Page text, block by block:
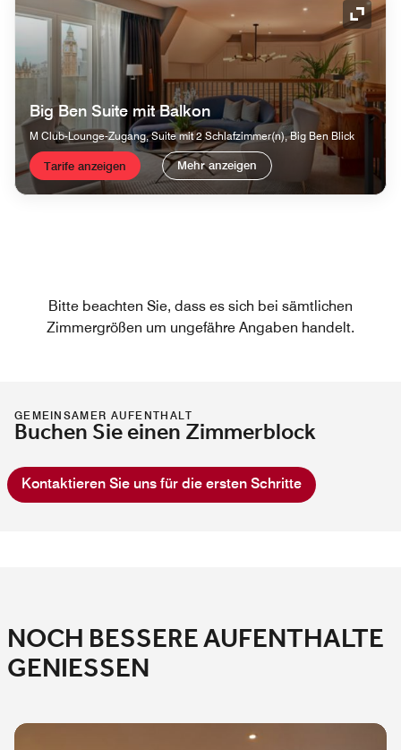
Big Ben Suite mit Balkon
M Club-Lounge-Zugang, Suite mit 2 Schlafzimmer(n), Big Ben Blick
Tarife anzeigen Mehr anzeigen
Bitte beachten Sie, dass es sich bei sämtlichen
Zimmergrößen um ungefähre Angaben handelt.
GEMEINSAMER AUFENTHALT
Buchen Sie einen Zimmerblock
Kontaktieren Sie uns für die ersten Schritte
NOCH BESSERE AUFENTHALTE
GENIESSEN